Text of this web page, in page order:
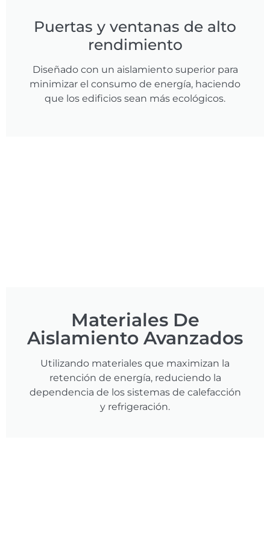
Puertas y ventanas de alto
rendimiento
Diseñado con un aislamiento superior para
minimizar el consumo de energía, haciendo
que los edificios sean más ecológicos.
Materiales De
Aislamiento Avanzados
Utilizando materiales que maximizan la
retención de energía, reduciendo la
dependencia de los sistemas de calefacción
y refrigeración.